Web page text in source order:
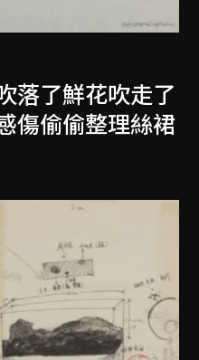
落了鮮花吹走了
傷偷偷整理絲裙